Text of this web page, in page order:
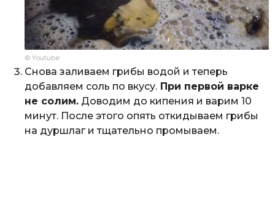
© Youtube
Снова заливаем грибы водой и теперь
добавляем соль по вкусу. При первой варке
не солим. Доводим до кипения и варим 10
минут. После этого опять откидываем грибы
на дуршлаг и тщательно промываем.